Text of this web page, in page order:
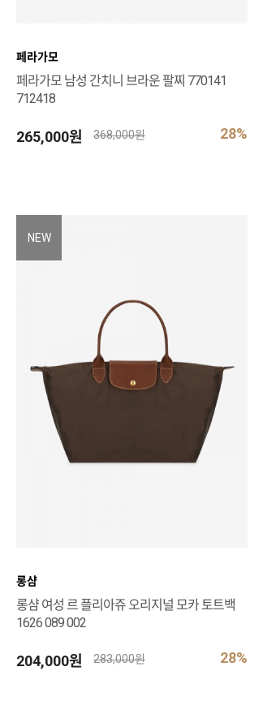
페라가모
페라가모 남성 간치니 브라운 팔찌 770141
712418
265,000원 28%
368,000원
NEW
롱샴
롱샴 여성 르 플리아쥬 오리지널 모카 토트백
1626 089 002
204,000원 28%
283,000원